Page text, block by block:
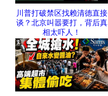
川普打破禁区找赖清德直接
谈？北京叫嚣要打，背后真
相太吓人！